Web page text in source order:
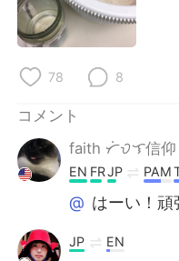
Indonesia
78 8
コメント
faith ᜆᜒᜏᜎ信仰
EN FRJP PAM
@ はーい！頑
JP EN